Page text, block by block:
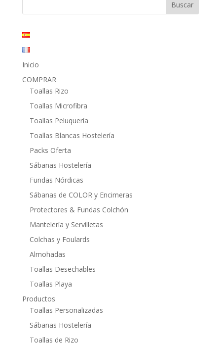
Inicio
COMPRAR
Toallas Rizo
Toallas Microfibra
Toallas Peluquería
Toallas Blancas Hostelería
Packs Oferta
Sábanas Hostelería
Fundas Nórdicas
Sábanas de COLOR y Encimeras
Protectores & Fundas Colchón
Mantelería y Servilletas
Colchas y Foulards
Almohadas
Toallas Desechables
Toallas Playa
Productos
Toallas Personalizadas
Sábanas Hostelería
Toallas de Rizo